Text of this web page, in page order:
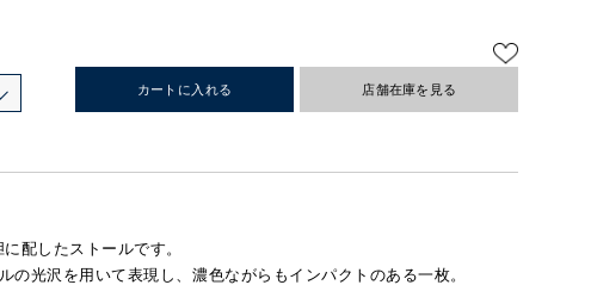
カートに入れる 店舗在庫を見る
配したストールです。
の光沢を用いて表現し、濃色ながらもインパクトのある一枚。